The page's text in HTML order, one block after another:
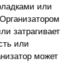
или
затрагивает
или
может